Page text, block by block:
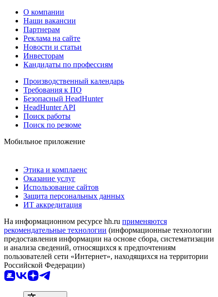
О компании
Наши вакансии
Партнерам
Реклама на сайте
Новости и статьи
Инвесторам
Кандидаты по профессиям
Производственный календарь
Требования к ПО
Безопасный HeadHunter
HeadHunter API
Поиск работы
Поиск по резюме
Мобильное приложение
Этика и комплаенс
Оказание услуг
Использование сайтов
Защита персональных данных
ИТ аккредитация
На информационном ресурсе hh.ru применяются
рекомендательные технологии (информационные технологии
предоставления информации на основе сбора, систематизации
и анализа сведений, относящихся к предпочтениям
пользователей сети «Интернет», находящихся на территории
Российской Федерации)